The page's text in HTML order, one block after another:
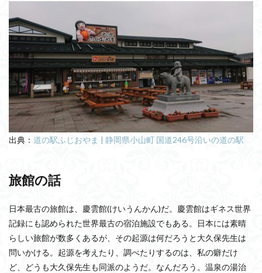
出典： 道の駅ふじおやま | 静岡県小山町 国道246号沿いの道の駅
旅館の話
日本最古の旅館は、慶雲館(けいうんかん)だ。慶雲館はギネス世界
記録にも認められた世界最古の宿泊施設でもある。日本には素晴
らしい旅館が数多くあるが、その起源は何だろうと大久保先生は
問いかける。起源を考えたり、調べたりするのは、私の癖だけ
ど、どうも大久保先生も同派のようだ。なんだろう。温泉の湯治